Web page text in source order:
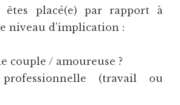
êtes placé(e) par rapport à
niveau d’implication :
couple / amoureuse ?
(travail ou